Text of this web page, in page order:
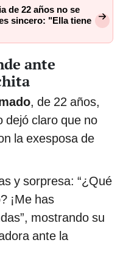
de 22 años no se
sincero: "Ella tiene
ante
, de 22 años,
dejó claro que no
la exesposa de
y sorpresa: “¿Qué
¡Me has
mostrando su
ante la